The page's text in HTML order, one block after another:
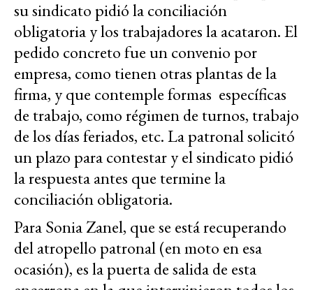
su sindicato pidió la conciliación
obligatoria y los trabajadores la acataron. El
pedido concreto fue un convenio por
empresa, como tienen otras plantas de la
firma, y que contemple formas específicas
de trabajo, como régimen de turnos, trabajo
de los días feriados, etc. La patronal solicitó
un plazo para contestar y el sindicato pidió
la respuesta antes que termine la
conciliación obligatoria.
Para Sonia Zanel, que se está recuperando
del atropello patronal (en moto en esa
ocasión), es la puerta de salida de esta